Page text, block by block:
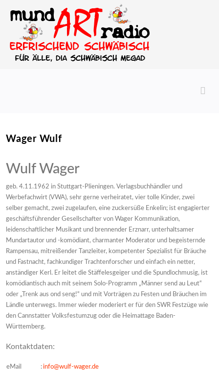
Wager Wulf
Wulf Wager
geb. 4.11.1962 in Stuttgart-Plieningen. Verlagsbuchhändler und
Werbefachwirt (VWA), sehr gerne verheiratet, vier tolle Kinder, zwei
selber gemacht, zwei zugelaufen, eine zuckersüße Enkelin; ist engagierter
geschäftsführender Gesellschafter von Wager Kommunikation,
leidenschaftlicher Musikant und brennender Erznarr, unterhaltsamer
Mundartautor und -komödiant, charmanter Moderator und begeisternde
Rampensau, mitreißender Tanzleiter, kompetenter Spezialist für Bräuche
und Fastnacht, fachkundiger Trachtenforscher und einfach ein netter,
anständiger Kerl. Er leitet die Stäffelesgeiger und die Spundlochmusig, ist
komödiantisch auch mit seinem Solo-Programm „Männer send au Leut“
oder „Trenk aus ond seng!“ und mit Vorträgen zu Festen und Bräuchen im
Ländle unterwegs. Immer wieder moderiert er für den SWR Festzüge wie
den Cannstatter Volksfestumzug oder die Heimattage Baden-
Württemberg.
Kontaktdaten:
eMail :info@wulf-wager.de